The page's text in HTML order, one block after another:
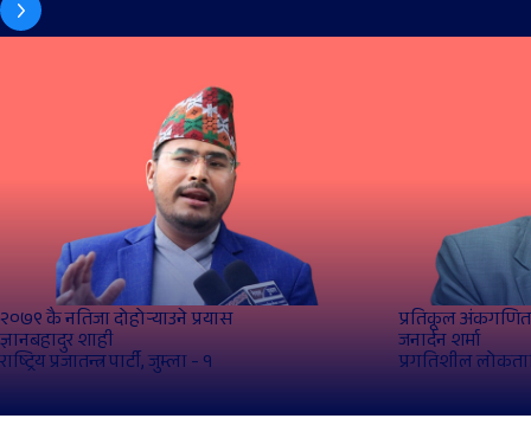
२०७९ कै नतिजा दोहोर्‍याउने प्रयास
ज्ञानबहादुर शाही
राष्ट्रिय प्रजातन्त्र पार्टी, जुम्ला - १
प्रतिकूल
जनार्दन शर्मा
प्रगतिशील